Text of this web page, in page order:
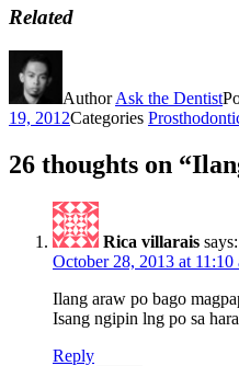
Related
AuthorAsk the Dentist
19, 2012Categories
26 thoughts on
Rica villarais says:
October 28, 2013 at 11:10
Ilang araw po bago
Isang ngipin lng po sa
Reply